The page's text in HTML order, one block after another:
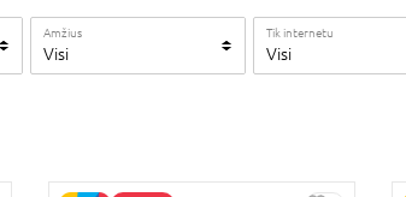
Amžius
Visi
Tik internetu
Visi